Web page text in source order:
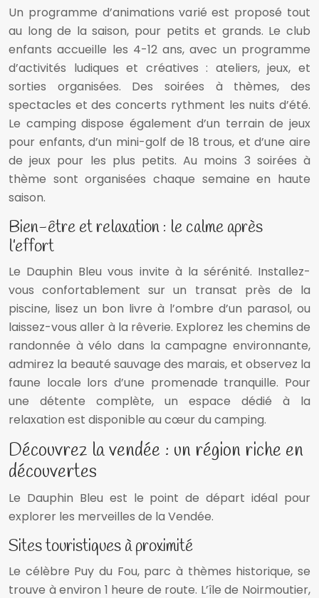
Un programme d’animations varié est proposé tout
au long de la saison, pour petits et grands. Le club
enfants accueille les 4-12 ans, avec un programme
d’activités ludiques et créatives : ateliers, jeux, et
sorties organisées. Des soirées à thèmes, des
spectacles et des concerts rythment les nuits d’été.
Le camping dispose également d’un terrain de jeux
pour enfants, d’un mini-golf de 18 trous, et d’une aire
de jeux pour les plus petits. Au moins 3 soirées à
thème sont organisées chaque semaine en haute
saison.
Bien-être et relaxation : le calme après
l’effort
Le Dauphin Bleu vous invite à la sérénité. Installez-
vous confortablement sur un transat près de la
piscine, lisez un bon livre à l’ombre d’un parasol, ou
laissez-vous aller à la rêverie. Explorez les chemins de
randonnée à vélo dans la campagne environnante,
admirez la beauté sauvage des marais, et observez la
faune locale lors d’une promenade tranquille. Pour
une détente complète, un espace dédié à la
relaxation est disponible au cœur du camping.
Découvrez la vendée : un région riche en
découvertes
Le Dauphin Bleu est le point de départ idéal pour
explorer les merveilles de la Vendée.
Sites touristiques à proximité
Le célèbre Puy du Fou, parc à thèmes historique, se
trouve à environ 1 heure de route. L’île de Noirmoutier,